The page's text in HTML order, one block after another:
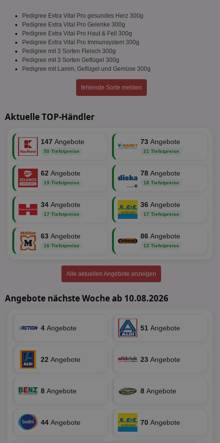
Pedigree Extra Vital Pro gesundes Herz 300g
Pedigree Extra Vital Pro Gelenke 300g
Pedigree Extra Vital Pro Haut & Fell 300g
Pedigree Extra Vital Pro Immunsystem 300g
Pedigree mit 3 Sorten Fleisch 300g
Pedigree mit 3 Sorten Geflügel 300g
Pedigree mit Lamm, Geflügel und Gemüse 300g
fehlende Sorte melden
Aktuelle TOP-Händler
147 Angebote
50 Tiefstpreise
73 Angebote
21 Tiefstpreise
62 Angebote
19 Tiefstpreise
78 Angebote
18 Tiefstpreise
34 Angebote
17 Tiefstpreise
36 Angebote
17 Tiefstpreise
63 Angebote
16 Tiefstpreise
86 Angebote
13 Tiefstpreise
Alle aktuellen Angebote anzeigen
Angebote nächste Woche ab 10.08.2026
4 Angebote 51 Angebote
22 Angebote 23 Angebote
8 Angebote 8 Angebote
44 Angebote 70 Angebote